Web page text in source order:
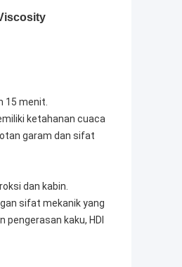
15 menit.
ketahanan cuaca
garam dan sifat
dan kabin.
sifat mekanik yang
kaku, HDI